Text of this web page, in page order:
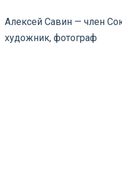
Алексей Савин — член
художник, фотограф